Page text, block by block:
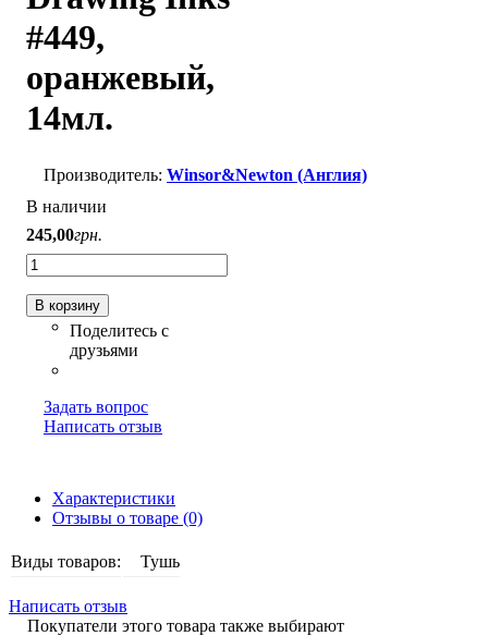
#449,
оранжевый,
14мл.
Winsor&Newton (Англия)
В наличии
245,00грн.
В корзину
Задать вопрос
Написать отзыв
Характеристики
Отзывы о товаре (0)
Виды товаров: Тушь
Написать отзыв
Покупатели этого товара также выбирают